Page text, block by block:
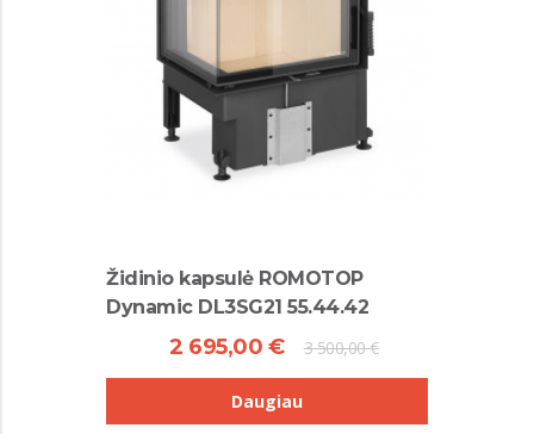
Židinio kapsulė ROMOTOP
Dynamic DL3SG21 55.44.42
2 695,00 € 3 500,00 €
Daugiau